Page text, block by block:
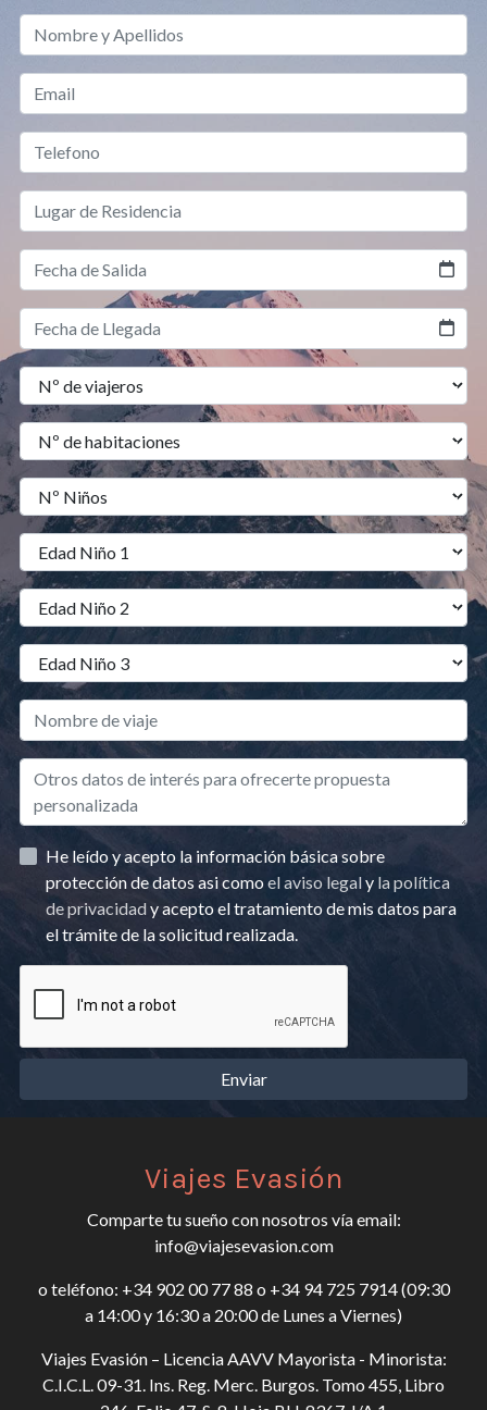
He leído y acepto la información básica sobre
protección de datos asi comoel aviso legaly la política
de privacidady acepto el tratamiento de mis datos para
el trámite de la solicitud realizada.
Enviar
Viajes Evasión
Comparte tu sueño con nosotros vía email:
info@viajesevasion.com
o teléfono: +34 902 00 77 88 o +34 94 725 7914 (09:30
a 14:00 y 16:30 a 20:00 de Lunes a Viernes)
Viajes Evasión – Licencia AAVV Mayorista - Minorista:
C.I.C.L. 09-31. Ins. Reg. Merc. Burgos. Tomo 455, Libro